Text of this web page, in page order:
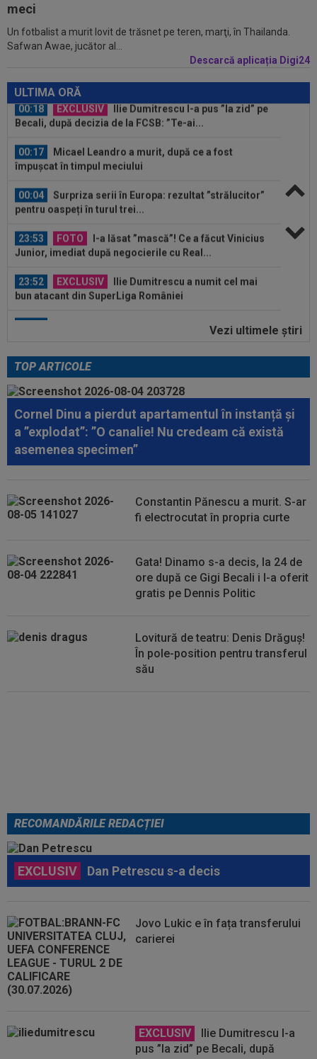
meci
Un fotbalist a murit lovit de trăsnet pe teren, marţi, în Thailanda.
Safwan Awae, jucător al...
Descarcă aplicația Digi24
ULTIMA ORĂ
00:19 Jovo Lukic e în fața transferului carierei
Becali, după decizia de la FCSB: ”Te-ai...
00:17
Micael Leandro a murit, după ce a fost
împușcat în timpul meciului
00:04
Surpriza serii în Europa: rezultat ”strălucitor”
pentru oaspeți în turul trei...
23:53 FOTO
I-a lăsat ”mască”! Ce a făcut Vinicius
Junior, imediat după negocierile cu Real...
23:52 EXCLUSIV
Ilie Dumitrescu a numit cel mai
bun atacant din SuperLiga României
23:51
Surpriza din preliminariile Champions League
le-a rupt seria de victorii...
Dan Petrescu s-a decis
00:19 Jovo Lukic e în fața transferului carierei
00:18 EXCLUSIV
Ilie Dumitrescu l-a pus ”la zid” pe
Becali, după decizia de la FCSB: ”Te-ai...
00:17
Micael Leandro a murit, după ce a fost
00:04
Surpriza serii în Europa: rezultat ”strălucitor”
pentru oaspeți în turul trei...
Vezi ultimele ştiri
TOP ARTICOLE
Cornel Dinu a pierdut apartamentul în instanță și
a ”explodat”: ”O canalie! Nu credeam că există
asemenea specimen”
Constantin Pănescu a murit. S-ar
fi electrocutat în propria curte
Gata! Dinamo s-a decis, la 24 de
ore după ce Gigi Becali i l-a oferit
gratis pe Dennis Politic
Lovitură de teatru: Denis Drăguș!
În pole-position pentru transferul
său
RECOMANDĂRILE REDACȚIEI
EXCLUSIV Dan Petrescu s-a decis
Jovo Lukic e în fața transferului
carierei
EXCLUSIV
Ilie Dumitrescu l-a
pus ”la zid” pe Becali, după